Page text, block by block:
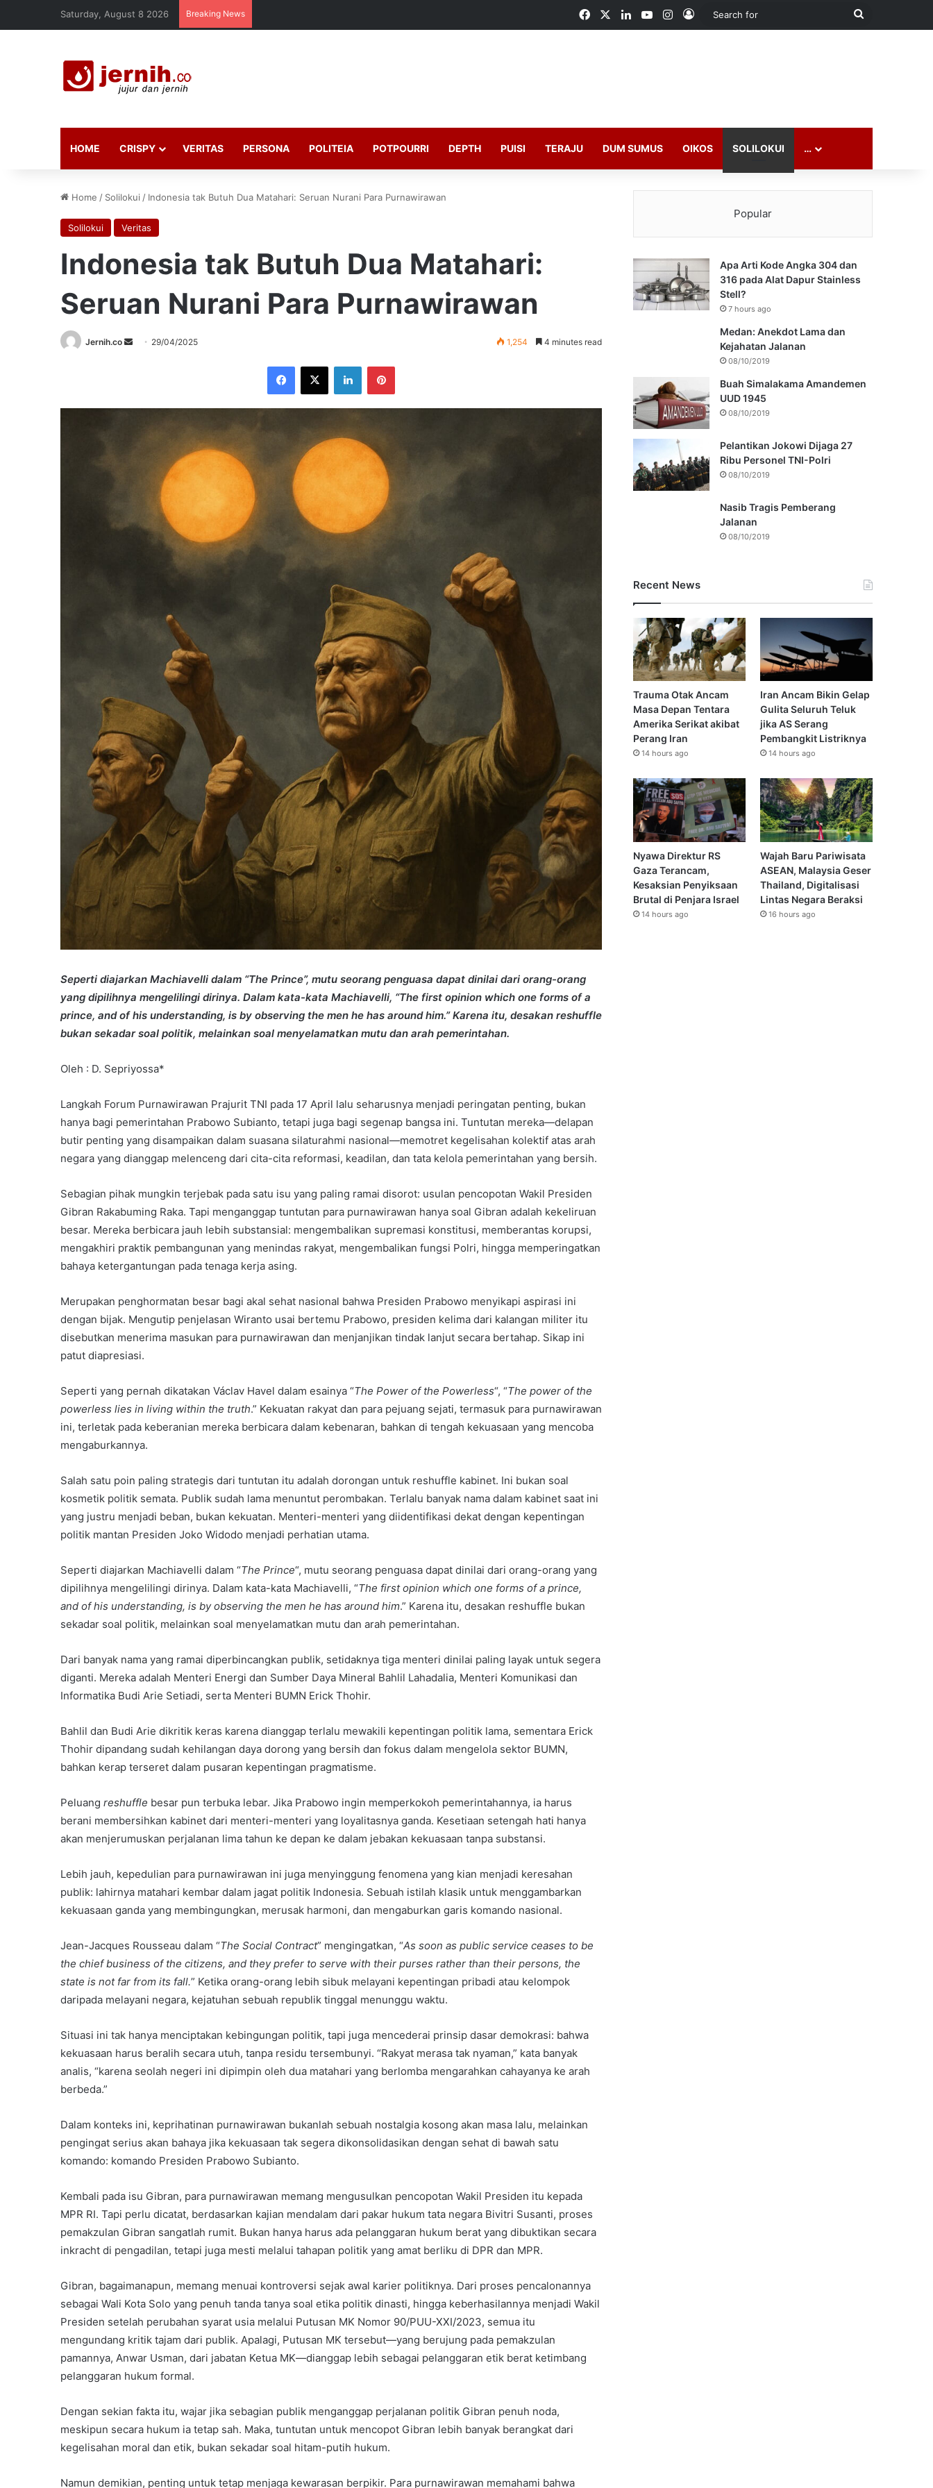
Saturday, August 8 2026 Breaking News FacebookLinkedInYouTubeInstagram
Log In
Search
HOME CRISPY VERITAS PERSONA POLITEIA POTPOURRI DEPTH PUISI TERAJU DUM SUMUS OIKOS SOLILOKUI …
Home / Solilokui / Indonesia tak Butuh Dua Matahari: Seruan Nurani Para Purnawirawan
Solilokui Veritas
Indonesia tak Butuh Dua Matahari:
Seruan Nurani Para Purnawirawan
Jernih.co
Send 29/04/2025 1,254 4 minutes read
Facebook
X LinkedInPinterest
Seperti diajarkan Machiavelli dalam “The Prince”, mutu seorang penguasa dapat dinilai dari orang-orang
yang dipilihnya mengelilingi dirinya. Dalam kata-kata Machiavelli, “The first opinion which one forms of a
prince, and of his understanding, is by observing the men he has around him.” Karena itu, desakan reshuffle
bukan sekadar soal politik, melainkan soal menyelamatkan mutu dan arah pemerintahan.
Oleh : D. Sepriyossa*
Langkah Forum Purnawirawan Prajurit TNI pada 17 April lalu seharusnya menjadi peringatan penting, bukan
hanya bagi pemerintahan Prabowo Subianto, tetapi juga bagi segenap bangsa ini. Tuntutan mereka—delapan
butir penting yang disampaikan dalam suasana silaturahmi nasional—memotret kegelisahan kolektif atas arah
negara yang dianggap melenceng dari cita-cita reformasi, keadilan, dan tata kelola pemerintahan yang bersih.
Sebagian pihak mungkin terjebak pada satu isu yang paling ramai disorot: usulan pencopotan Wakil Presiden
Gibran Rakabuming Raka. Tapi menganggap tuntutan para purnawirawan hanya soal Gibran adalah kekeliruan
besar. Mereka berbicara jauh lebih substansial: mengembalikan supremasi konstitusi, memberantas korupsi,
mengakhiri praktik pembangunan yang menindas rakyat, mengembalikan fungsi Polri, hingga memperingatkan
bahaya ketergantungan pada tenaga kerja asing.
Merupakan penghormatan besar bagi akal sehat nasional bahwa Presiden Prabowo menyikapi aspirasi ini
dengan bijak. Mengutip penjelasan Wiranto usai bertemu Prabowo, presiden kelima dari kalangan militer itu
disebutkan menerima masukan para purnawirawan dan menjanjikan tindak lanjut secara bertahap. Sikap ini
patut diapresiasi.
Seperti yang pernah dikatakan Václav Havel dalam esainya “The Power of the Powerless“, “The power of the
powerless lies in living within the truth.” Kekuatan rakyat dan para pejuang sejati, termasuk para purnawirawan
ini, terletak pada keberanian mereka berbicara dalam kebenaran, bahkan di tengah kekuasaan yang mencoba
mengaburkannya.
Salah satu poin paling strategis dari tuntutan itu adalah dorongan untuk reshuffle kabinet. Ini bukan soal
kosmetik politik semata. Publik sudah lama menuntut perombakan. Terlalu banyak nama dalam kabinet saat ini
yang justru menjadi beban, bukan kekuatan. Menteri-menteri yang diidentifikasi dekat dengan kepentingan
politik mantan Presiden Joko Widodo menjadi perhatian utama.
Seperti diajarkan Machiavelli dalam “The Prince“, mutu seorang penguasa dapat dinilai dari orang-orang yang
dipilihnya mengelilingi dirinya. Dalam kata-kata Machiavelli, “The first opinion which one forms of a prince,
and of his understanding, is by observing the men he has around him.” Karena itu, desakan reshuffle bukan
sekadar soal politik, melainkan soal menyelamatkan mutu dan arah pemerintahan.
Dari banyak nama yang ramai diperbincangkan publik, setidaknya tiga menteri dinilai paling layak untuk segera
diganti. Mereka adalah Menteri Energi dan Sumber Daya Mineral Bahlil Lahadalia, Menteri Komunikasi dan
Informatika Budi Arie Setiadi, serta Menteri BUMN Erick Thohir.
Bahlil dan Budi Arie dikritik keras karena dianggap terlalu mewakili kepentingan politik lama, sementara Erick
Thohir dipandang sudah kehilangan daya dorong yang bersih dan fokus dalam mengelola sektor BUMN,
bahkan kerap terseret dalam pusaran kepentingan pragmatisme.
Peluang reshuffle besar pun terbuka lebar. Jika Prabowo ingin memperkokoh pemerintahannya, ia harus
berani membersihkan kabinet dari menteri-menteri yang loyalitasnya ganda. Kesetiaan setengah hati hanya
akan menjerumuskan perjalanan lima tahun ke depan ke dalam jebakan kekuasaan tanpa substansi.
Lebih jauh, kepedulian para purnawirawan ini juga menyinggung fenomena yang kian menjadi keresahan
publik: lahirnya matahari kembar dalam jagat politik Indonesia. Sebuah istilah klasik untuk menggambarkan
kekuasaan ganda yang membingungkan, merusak harmoni, dan mengaburkan garis komando nasional.
Jean-Jacques Rousseau dalam “The Social Contract” mengingatkan, “As soon as public service ceases to be
the chief business of the citizens, and they prefer to serve with their purses rather than their persons, the
state is not far from its fall.” Ketika orang-orang lebih sibuk melayani kepentingan pribadi atau kelompok
daripada melayani negara, kejatuhan sebuah republik tinggal menunggu waktu.
Situasi ini tak hanya menciptakan kebingungan politik, tapi juga mencederai prinsip dasar demokrasi: bahwa
kekuasaan harus beralih secara utuh, tanpa residu tersembunyi. “Rakyat merasa tak nyaman,” kata banyak
analis, “karena seolah negeri ini dipimpin oleh dua matahari yang berlomba mengarahkan cahayanya ke arah
berbeda.”
Dalam konteks ini, keprihatinan purnawirawan bukanlah sebuah nostalgia kosong akan masa lalu, melainkan
pengingat serius akan bahaya jika kekuasaan tak segera dikonsolidasikan dengan sehat di bawah satu
komando: komando Presiden Prabowo Subianto.
Kembali pada isu Gibran, para purnawirawan memang mengusulkan pencopotan Wakil Presiden itu kepada
MPR RI. Tapi perlu dicatat, berdasarkan kajian mendalam dari pakar hukum tata negara Bivitri Susanti, proses
pemakzulan Gibran sangatlah rumit. Bukan hanya harus ada pelanggaran hukum berat yang dibuktikan secara
inkracht di pengadilan, tetapi juga mesti melalui tahapan politik yang amat berliku di DPR dan MPR.
Gibran, bagaimanapun, memang menuai kontroversi sejak awal karier politiknya. Dari proses pencalonannya
sebagai Wali Kota Solo yang penuh tanda tanya soal etika politik dinasti, hingga keberhasilannya menjadi Wakil
Presiden setelah perubahan syarat usia melalui Putusan MK Nomor 90/PUU-XXI/2023, semua itu
mengundang kritik tajam dari publik. Apalagi, Putusan MK tersebut—yang berujung pada pemakzulan
pamannya, Anwar Usman, dari jabatan Ketua MK—dianggap lebih sebagai pelanggaran etik berat ketimbang
pelanggaran hukum formal.
Dengan sekian fakta itu, wajar jika sebagian publik menganggap perjalanan politik Gibran penuh noda,
meskipun secara hukum ia tetap sah. Maka, tuntutan untuk mencopot Gibran lebih banyak berangkat dari
kegelisahan moral dan etik, bukan sekadar soal hitam-putih hukum.
Namun demikian, penting untuk tetap menjaga kewarasan berpikir. Para purnawirawan memahami bahwa
Popular
Apa Arti Kode Angka 304 dan
316 pada Alat Dapur Stainless
Stell?
7 hours ago
Medan: Anekdot Lama dan
Kejahatan Jalanan
08/10/2019
Buah Simalakama Amandemen
UUD 1945
08/10/2019
Pelantikan Jokowi Dijaga 27
Ribu Personel TNI-Polri
08/10/2019
Nasib Tragis Pemberang
Jalanan
08/10/2019
Recent News
Trauma Otak Ancam
Masa Depan Tentara
Amerika Serikat akibat
Perang Iran
14 hours ago
Iran Ancam Bikin Gelap
Gulita Seluruh Teluk
jika AS Serang
Pembangkit Listriknya
14 hours ago
Nyawa Direktur RS
Gaza Terancam,
Kesaksian Penyiksaan
Brutal di Penjara Israel
14 hours ago
Wajah Baru Pariwisata
ASEAN, Malaysia Geser
Thailand, Digitalisasi
Lintas Negara Beraksi
16 hours ago